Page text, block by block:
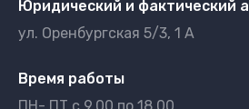
Юридический и фактический
ул. Оренбургская 5/3, 1 А
Время работы